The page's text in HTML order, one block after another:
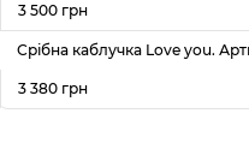
3 500 грн
Срібна каблучка Love you.
3 380 грн